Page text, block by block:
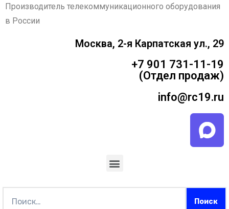
Производитель телекоммуникационного оборудования
в России
Москва, 2-я Карпатская ул., 29
+7 901 731-11-19
(Отдел продаж)
info@rc19.ru